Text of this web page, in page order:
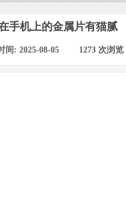
手机上的金属片有猫腻
间: 2025-08-05 1273 次浏览